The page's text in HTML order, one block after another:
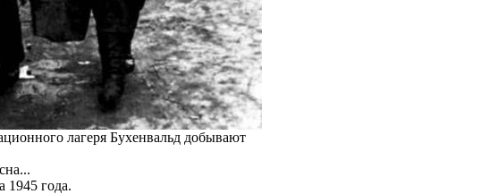
лагеря Бухенвальд добывают
1945 года.